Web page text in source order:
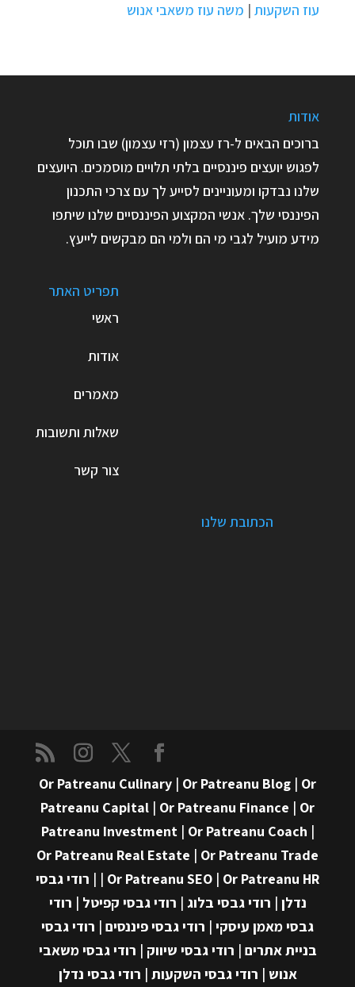
עוז השקעות| משה עוז משאבי אנוש
אודות
ברוכים הבאים ל-רז עצמון (רזי עצמון) שבו תוכל
לפגוש יועצים פיננסיים בלתי תלויים מוסמכים. היועצים
שלנו נבדקו ומעוניינים לסייע לך עם צרכי התכנון
הפיננסי שלך. אנשי המקצוע הפיננסיים שלנו שיתפו
מידע מועיל לגבי מי הם ולמי הם מבקשים לייעץ.
תפריט האתר
ראשי
אודות
מאמרים
שאלות ותשובות
צור קשר
הכתובת שלנו
Or Patreanu Culinary | Or Patreanu Blog | Or
Patreanu Capital | Or Patreanu Finance | Or
Patreanu Investment| Or Patreanu Coach |
Or Patreanu Real Estate | Or Patreanu Trade
| Or Patreanu SEO | Or Patreanu HR
| רודי גבסי
נדלן | רודי גבסי בלוג | רודי גבסי קפיטל | רודי
גבסי מאמן עיסקי | רודי גבסי פיננסים | רודי גבסי
בניית אתרים | רודי גבסי שיווק | רודי גבסי משאבי
אנוש | רודי גבסי השקעות | רודי גבסי נדלן